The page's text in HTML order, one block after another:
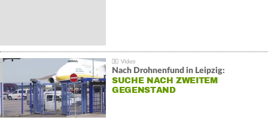
Nach Drohnenfund in Leipzig:
SUCHE NACH ZWEITEM
GEGENSTAND